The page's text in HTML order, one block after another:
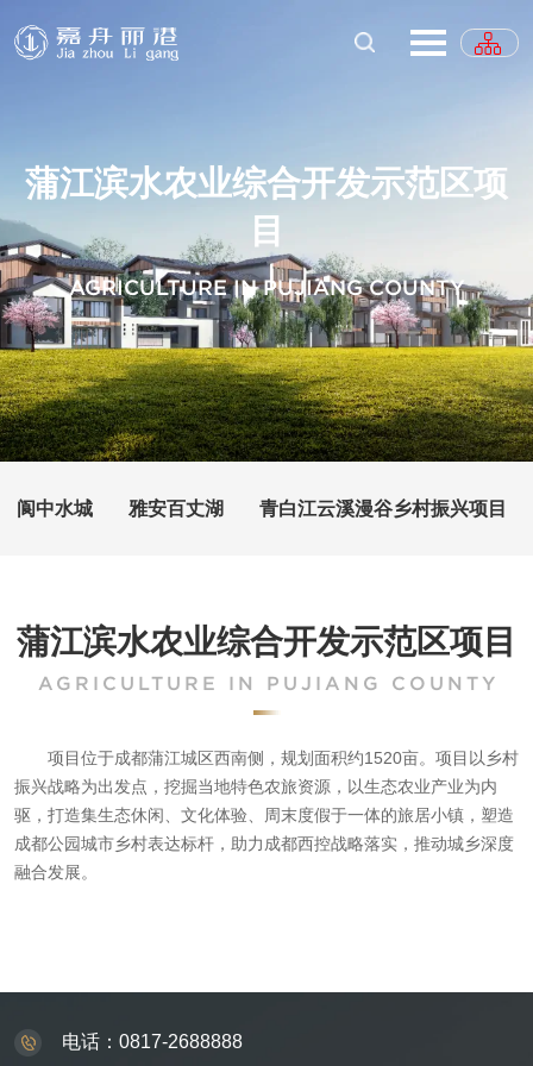
蒲江滨水农业综合开发示范区项
目
AGRICULTURE IN PUJIANG COUNTY
阆中水城 雅安百丈湖 青白江云溪漫谷乡村振兴项目
蒲江滨水农业综合开发示范区项目
AGRICULTURE IN PUJIANG COUNTY
项目位于成都蒲江城区西南侧，规划面积约1520亩。项目以乡村
振兴战略为出发点，挖掘当地特色农旅资源，以生态农业产业为内
驱，打造集生态休闲、文化体验、周末度假于一体的旅居小镇，塑造
成都公园城市乡村表达标杆，助力成都西控战略落实，推动城乡深度
融合发展。
电话：0817-2688888